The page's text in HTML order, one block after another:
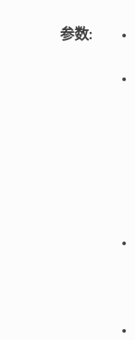
参数: